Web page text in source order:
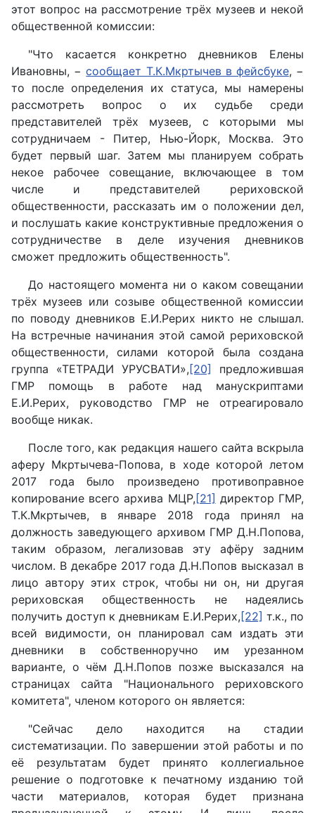
этот вопрос на рассмотрение трёх музеев и некой
общественной комиссии:
"Что касается конкретно дневников Елены
Ивановны, −сообщает Т.К.Мкртычев в фейсбуке, −
то после определения их статуса, мы намерены
рассмотреть вопрос о их судьбе среди
представителей трёх музеев, с которыми мы
сотрудничаем - Питер, Нью-Йорк, Москва. Это
будет первый шаг. Затем мы планируем собрать
некое рабочее совещание, включающее в том
числе и представителей рериховской
общественности, рассказать им о положении дел,
и послушать какие конструктивные предложения о
сотрудничестве в деле изучения дневников
сможет предложить общественность".
До настоящего момента ни о каком совещании
трёх музеев или созыве общественной комиссии
по поводу дневников Е.И.Рерих никто не слышал.
На встречные начинания этой самой рериховской
общественности, силами которой была создана
группа «ТЕТРАДИ УРУСВАТИ»,[20] предложившая
ГМР помощь в работе над манускриптами
Е.И.Рерих, руководство ГМР не отреагировало
вообще никак.
После того, как редакция нашего сайта вскрыла
аферу Мкртычева-Попова, в ходе которой летом
2017 года было произведено противоправное
копирование всего архива МЦР,[21] директор ГМР,
Т.К.Мкртычев, в январе 2018 года принял на
должность заведующего архивом ГМР Д.Н.Попова,
таким образом, легализовав эту афёру задним
числом. В декабре 2017 года Д.Н.Попов высказал в
лицо автору этих строк, чтобы ни он, ни другая
рериховская общественность не надеялись
получить доступ к дневникам Е.И.Рерих,[22] т.к., по
всей видимости, он планировал сам издать эти
дневники в собственноручно им урезанном
варианте, о чём Д.Н.Попов позже высказался на
страницах сайта "Национального рериховского
комитета", членом которого он является:
"Сейчас дело находится на стадии
систематизации. По завершении этой работы и по
её результатам будет принято коллегиальное
решение о подготовке к печатному изданию той
части материалов, которая будет признана